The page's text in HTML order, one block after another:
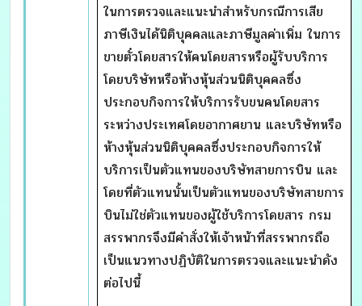
ในการตรวจและแนะนำสำหรับกรณีการเสีย
ภาษีเงินได้นิติบุคคลและภาษีมูลค่าเพิ่ม ในการ
ขายตั๋วโดยสารให้คนโดยสารหรือผู้รับบริการ
โดยบริษัทหรือห้างหุ้นส่วนนิติบุคคลซึ่ง
ประกอบกิจการให้บริการรับขนคนโดยสาร
ระหว่างประเทศโดยอากาศยาน และบริษัทหรือ
ห้างหุ้นส่วนนิติบุคคลซึ่งประกอบกิจการให้
บริการเป็นตัวแทนของบริษัทสายการบิน และ
โดยที่ตัวแทนนั้นเป็นตัวแทนของบริษัทสายการ
บินไม่ใช่ตัวแทนของผู้ใช้บริการโดยสาร กรม
สรรพากรจึงมีคำสั่งให้เจ้าหน้าที่สรรพากรถือ
เป็นแนวทางปฏิบัติในการตรวจและแนะนำดัง
ต่อไปนี้